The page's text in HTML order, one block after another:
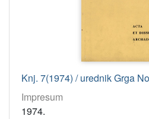
Knj. 7(1974) / urednik Grga
Impresum
1974.